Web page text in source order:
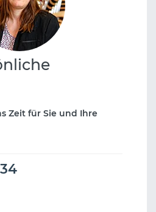
Zeit für Sie und Ihre